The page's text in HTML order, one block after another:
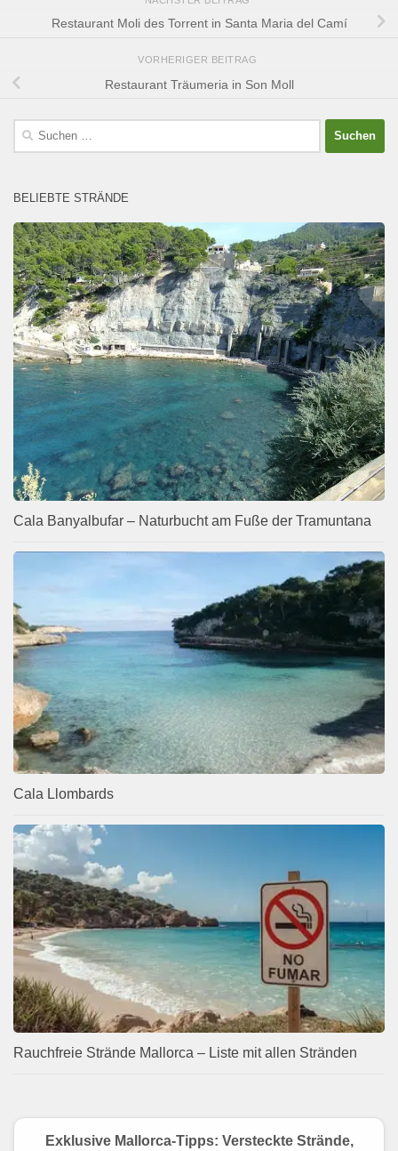
Restaurant Moli des Torrent in Santa Maria del Camí
VORHERIGER BEITRAG
Restaurant Träumeria in Son Moll
Suchen
BELIEBTE STRÄNDE
Cala Banyalbufar – Naturbucht am Fuße der Tramuntana
Cala Llombards
Rauchfreie Strände Mallorca – Liste mit allen Stränden
Exklusive Mallorca-Tipps: Versteckte Strände,